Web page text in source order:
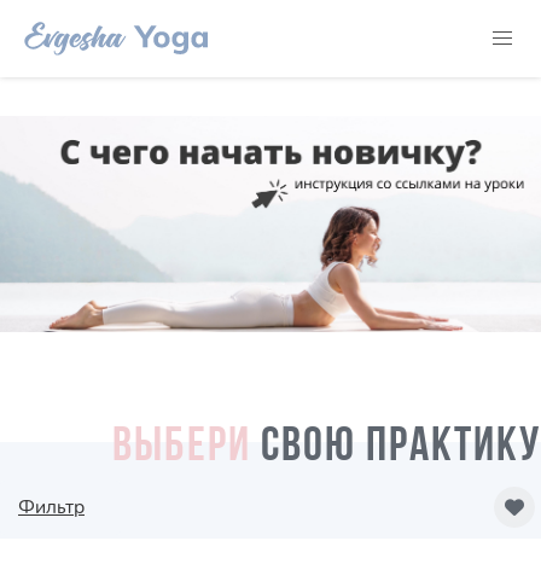
ВЫБЕРИ СВОЮ ПРАКТИКУ
Фильтр